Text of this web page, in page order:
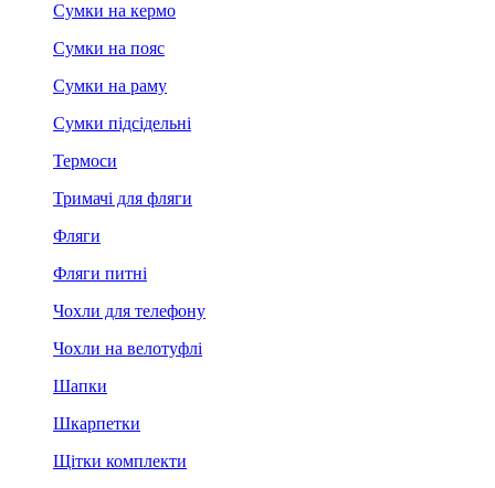
Сумки на кермо
Сумки на пояс
Сумки на раму
Сумки підсідельні
Термоси
Тримачі для фляги
Фляги
Фляги питні
Чохли для телефону
Чохли на велотуфлі
Шапки
Шкарпетки
Щітки комплекти